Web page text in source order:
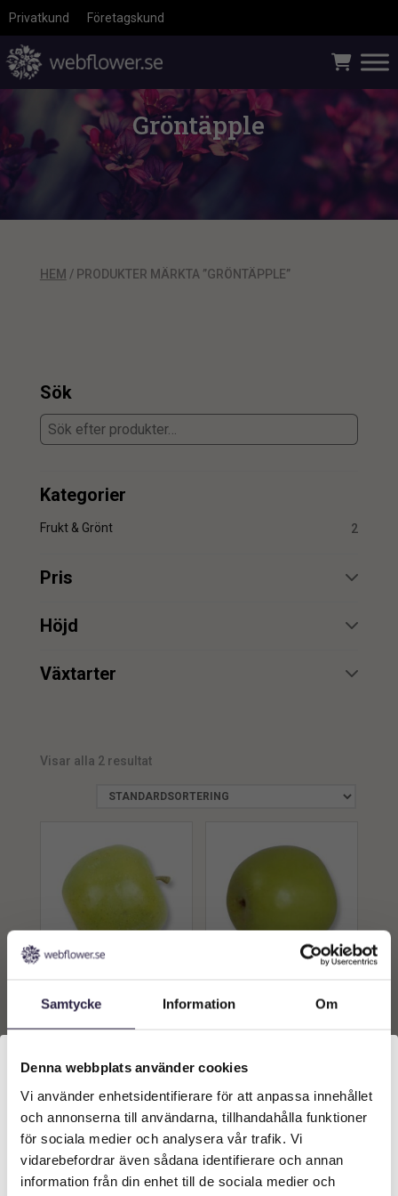
Samtycke Information Om
Denna webbplats använder cookies
Vi använder enhetsidentifierare för att anpassa innehållet
och annonserna till användarna, tillhandahålla funktioner
för sociala medier och analysera vår trafik. Vi
vidarebefordrar även sådana identifierare och annan
information från din enhet till de sociala medier och
Privatkund Företagskund
Gröntäpple
HEM / PRODUKTER MÄRKTA ”GRÖNTÄPPLE”
Sök
Kategorier
Frukt & Grönt 2
Pris
min.
Höjd
min.
min.
Växtarter
Visar alla 2 resultat
Grönt 7 cm
varukorg
varukorg
Välkommen till Webflower
Vilken typ av kund är du? Du kan alltid justera ditt val
längst upp på sidan.